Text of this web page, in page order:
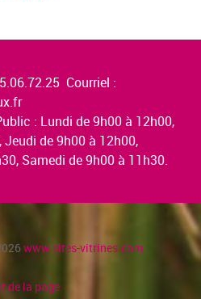
Courriel :
: Lundi de 9h00 à 12h00,
de 9h00 à 12h00,
Samedi de 9h00 à 11h30.
www.sites-vitrines.com
de la page